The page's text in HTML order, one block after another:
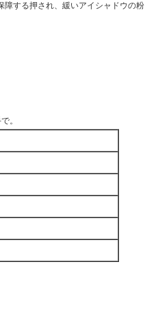
する押され、緩いアイシャドウの
。